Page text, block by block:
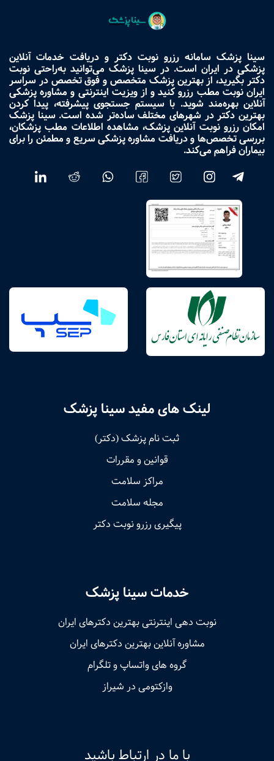
سینا پزشک سامانه رزرو نوبت دکتر و دریافت خدمات آنلاین
پزشکی در ایران است. در سینا پزشک می‌توانید به‌راحتی نوبت
دکتر بگیرید، از بهترین پزشک متخصص و فوق تخصص در سراسر
ایران نوبت مطب رزرو کنید و از ویزیت اینترنتی و مشاوره پزشکی
آنلاین بهره‌مند شوید. با سیستم جستجوی پیشرفته، پیدا کردن
بهترین دکتر در شهرهای مختلف ساده‌تر شده است. سینا پزشک
امکان رزرو نوبت آنلاین پزشک، مشاهده اطلاعات مطب پزشکان،
بررسی تخصص‌ها و دریافت مشاوره پزشکی سریع و مطمئن را برای
بیماران فراهم می‌کند.
لینک های مفید سینا پزشک
ثبت نام پزشک (دکتر)
قوانین و مقررات
مراکز سلامت
مجله سلامت
پیگیری رزرو نوبت دکتر
خدمات سینا پزشک
نوبت‌ دهی اینترنتی بهترین دکترهای ایران
مشاوره آنلاین بهترین دکترهای ایران
گروه های واتساپ و تلگرام
وازکتومی در شیراز
با ما در ارتباط باشید